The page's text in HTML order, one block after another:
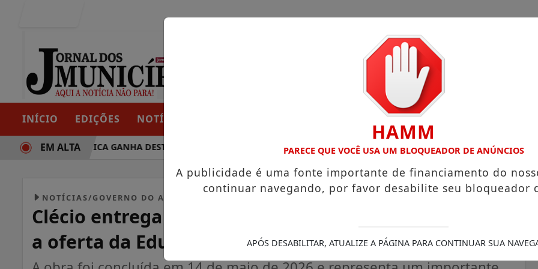
INÍCIO EDIÇÕES NOTÍCIAS
POLÍTICA GANHA DESTAQUE EM PORTO GRANDE COM ATUAÇÃO VOLTADA AO MUNICÍPIO RECEITA FEDERAL
EM ALTA
NOTÍCIAS/GOVERNO DO AMAPÁ
Clécio entrega chaves da Creche Maria Elizia e amplia
a oferta da Educação Infantil no Amapá
HAMM
PARECE QUE VOCÊ USA UM BLOQUEADOR DE ANÚNCIOS
A publicidade é uma fonte importante de financiamento do
continuar navegando, por favor desabilite seu bloqueador
APÓS DESABILITAR, ATUALIZE A PÁGINA PARA CONTINUAR SUA